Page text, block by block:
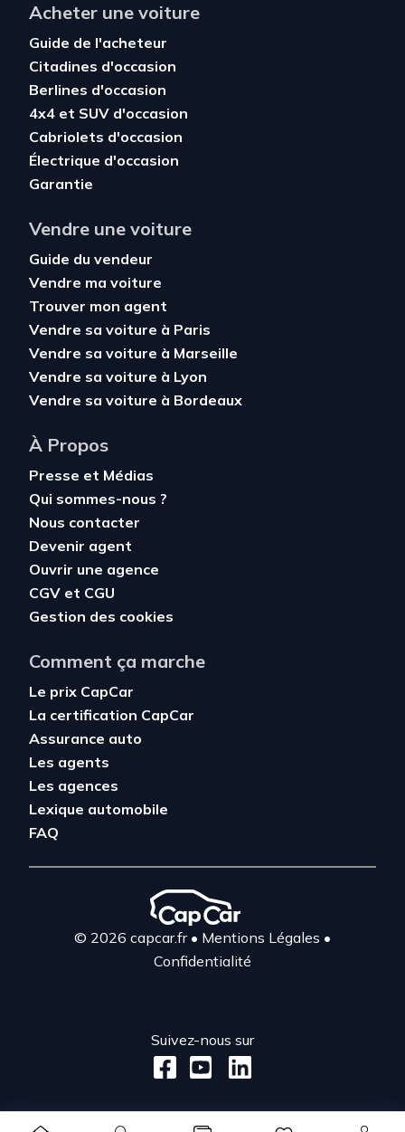
Acheter une voiture
Guide de l'acheteur
Citadines d'occasion
Berlines d'occasion
4x4 et SUV d'occasion
Cabriolets d'occasion
Électrique d'occasion
Garantie
Vendre une voiture
Guide du vendeur
Vendre ma voiture
Trouver mon agent
Vendre sa voiture à Paris
Vendre sa voiture à Marseille
Vendre sa voiture à Lyon
Vendre sa voiture à Bordeaux
À Propos
Presse et Médias
Qui sommes-nous ?
Nous contacter
Devenir agent
Ouvrir une agence
CGV et CGU
Gestion des cookies
Comment ça marche
Le prix CapCar
La certification CapCar
Assurance auto
Les agents
Les agences
Lexique automobile
FAQ
© 2026 capcar.fr• Mentions Légales •
Confidentialité
Suivez-nous sur